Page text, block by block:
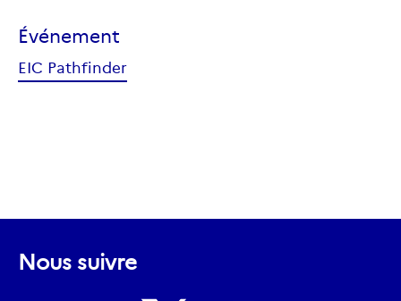
Événement
EIC Pathfinder
Nous suivre